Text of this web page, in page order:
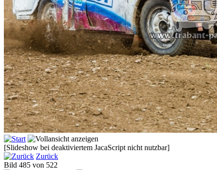
[Slideshow bei deaktiviertem JacaScript nicht nutzbar]
Zurück
Bild 485 von 522